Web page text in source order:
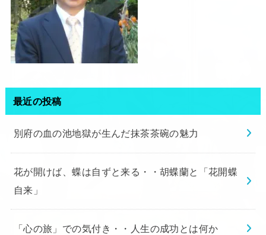
最近の投稿
別府の血の池地獄が生んだ抹茶茶碗の魅力
花が開けば、蝶は自ずと来る・・胡蝶蘭と「花開蝶
自来」
「心の旅」での気付き・・人生の成功とは何か